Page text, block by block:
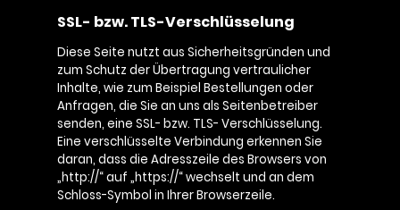
SSL- bzw. TLS-Verschlüsselung
Diese Seite nutzt aus Sicherheitsgründen und
zum Schutz der Übertragung vertraulicher
Inhalte, wie zum Beispiel Bestellungen oder
Anfragen, die Sie an uns als Seitenbetreiber
senden, eine SSL- bzw. TLS- Verschlüsselung.
Eine verschlüsselte Verbindung erkennen Sie
daran, dass die Adresszeile des Browsers von
„http://“ auf „https://“ wechselt und an dem
Schloss-Symbol in Ihrer Browserzeile.